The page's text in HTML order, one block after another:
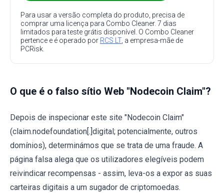
Para usar a versão completa do produto, precisa de
comprar uma licença para Combo Cleaner. 7 dias
limitados para teste grátis disponível. O Combo Cleaner
pertence e é operado por RCS LT, a empresa-mãe de
PCRisk.
O que é o falso sítio Web "Nodecoin Claim"?
Depois de inspecionar este site "Nodecoin Claim"
(claim.nodefoundation[.]digital; potencialmente, outros
domínios), determinámos que se trata de uma fraude. A
página falsa alega que os utilizadores elegíveis podem
reivindicar recompensas - assim, leva-os a expor as suas
carteiras digitais a um sugador de criptomoedas.